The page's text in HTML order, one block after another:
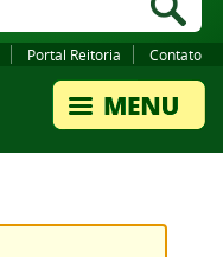
Portal Reitoria Contato